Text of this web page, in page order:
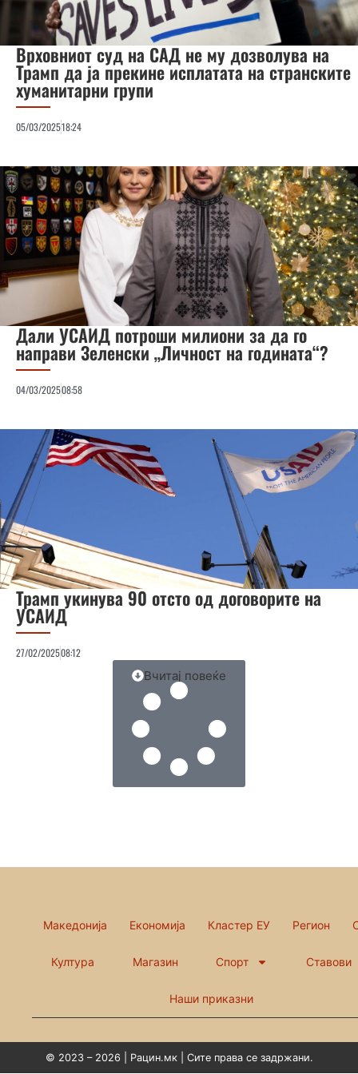
Врховниот суд на САД не му дозволува на
Трамп да ја прекине исплатата на странските
хуманитарни групи
05/03/202518:24
Дали УСАИД потроши милиони за да го
направи Зеленски „Личност на годината“?
04/03/202508:58
Трамп укинува 90 отсто од договорите на
УСАИД
27/02/202508:12
Вчитај повеќе
Македонија Економија Кластер ЕУ Регион
Култура Магазин Спорт Ставови
Наши приказни
© 2023 – 2026 | Рацин.мк | Сите права се задржани.